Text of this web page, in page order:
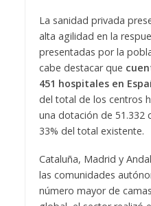
La sanidad privada
alta agilidad en la
presentadas por la
cabe destacar que
451 hospitales en
del total de los centros
una dotación de 51.332
33% del total existente.
Cataluña, Madrid y
las comunidades
número mayor de